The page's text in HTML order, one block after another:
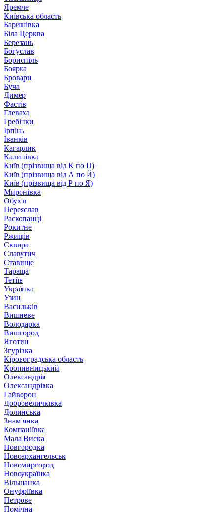
Яремче
Київська область
Баришівка
Біла Церква
Березань
Богуслав
Бориспіль
Боярка
Бровари
Буча
Димер
Фастів
Глеваха
Гребінки
Ірпінь
Іванків
Кагарлик
Калинівка
Київ (прізвища від К по П)
Київ (прізвища від А по Й)
Київ (прізвища від Р по Я)
Миронівка
Обухів
Переяслав
Раскопанці
Рокитне
Ржищів
Сквира
Славутич
Ставище
Тараща
Тетіїв
Українка
Узин
Васильків
Вишневе
Володарка
Вишгород
Яготин
Згурівка
Кіровоградська область
Кропивницький
Олександрія
Олександрівка
Гайворон
Добровеличківка
Долинська
Знам’янка
Компаніївка
Мала Виска
Новгородка
Новоархангельськ
Новомиргород
Новоукраїнка
Вільшанка
Онуфріївка
Петрове
Помічна